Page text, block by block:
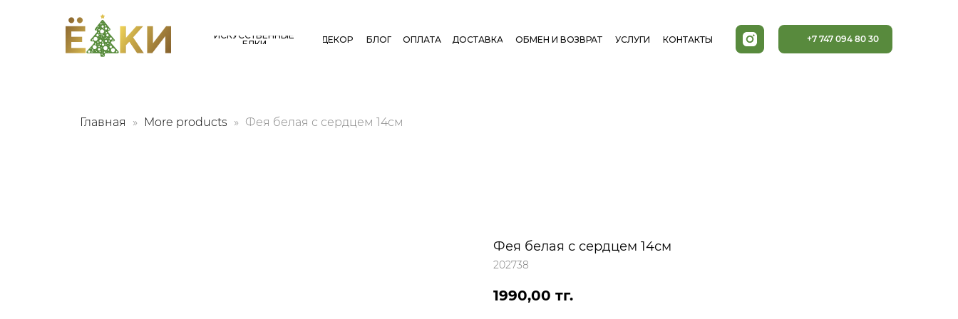
+7 747 094 80 30
КОНТАКТЫ
УСЛУГИ
ОБМЕН И ВОЗВРАТ
ДОСТАВКА
ОПЛАТА
БЛОГ
ДЕКОР
ИСКУССТВЕННЫЕ
ЕЛКИ
Главная More products Фея белая с сердцем 14см
Фея белая с сердцем 14см
202738
1990,00 тг.